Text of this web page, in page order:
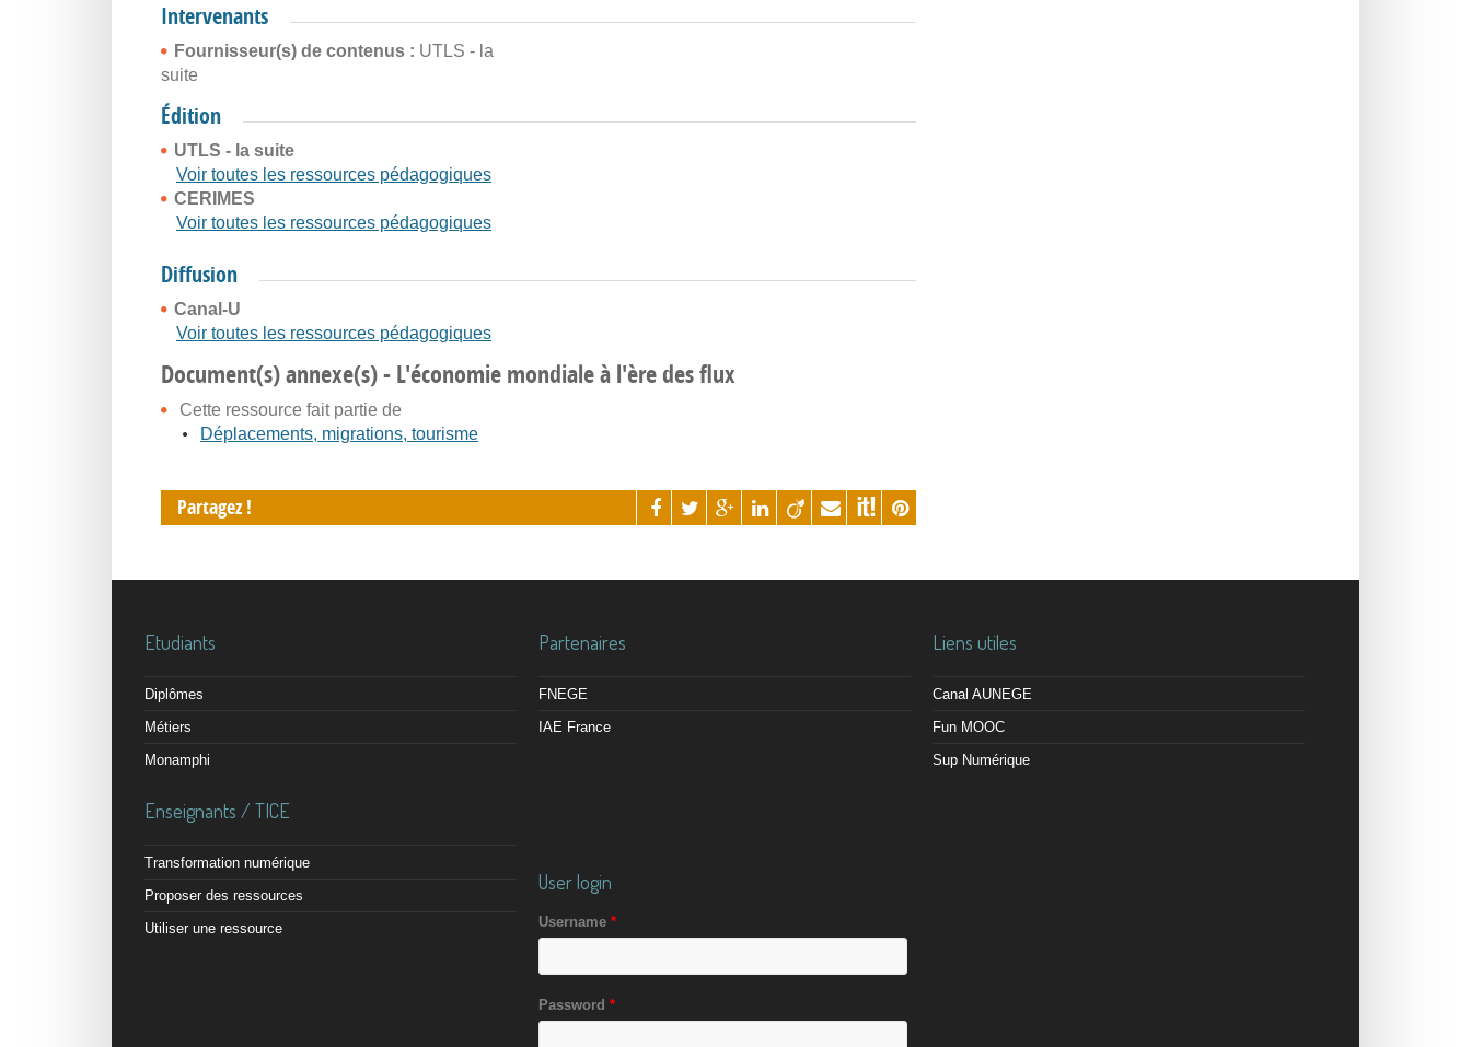
Intervenants
Fournisseur(s) de contenus : UTLS - la
suite
Édition
UTLS - la suite
Voir toutes les ressources pédagogiques
CERIMES
Voir toutes les ressources pédagogiques
Diffusion
Canal-U
Voir toutes les ressources pédagogiques
Document(s) annexe(s) - L'économie mondiale à l'ère des flux
Cette ressource fait partie de
Déplacements, migrations, tourisme
Partagez !
Etudiants
Diplômes
Métiers
Monamphi
Enseignants / TICE
Transformation numérique
Proposer des ressources
Utiliser une ressource
Partenaires
FNEGE
IAE France
Liens utiles
Canal AUNEGE
Fun MOOC
Sup Numérique
User login
Username *
Password *